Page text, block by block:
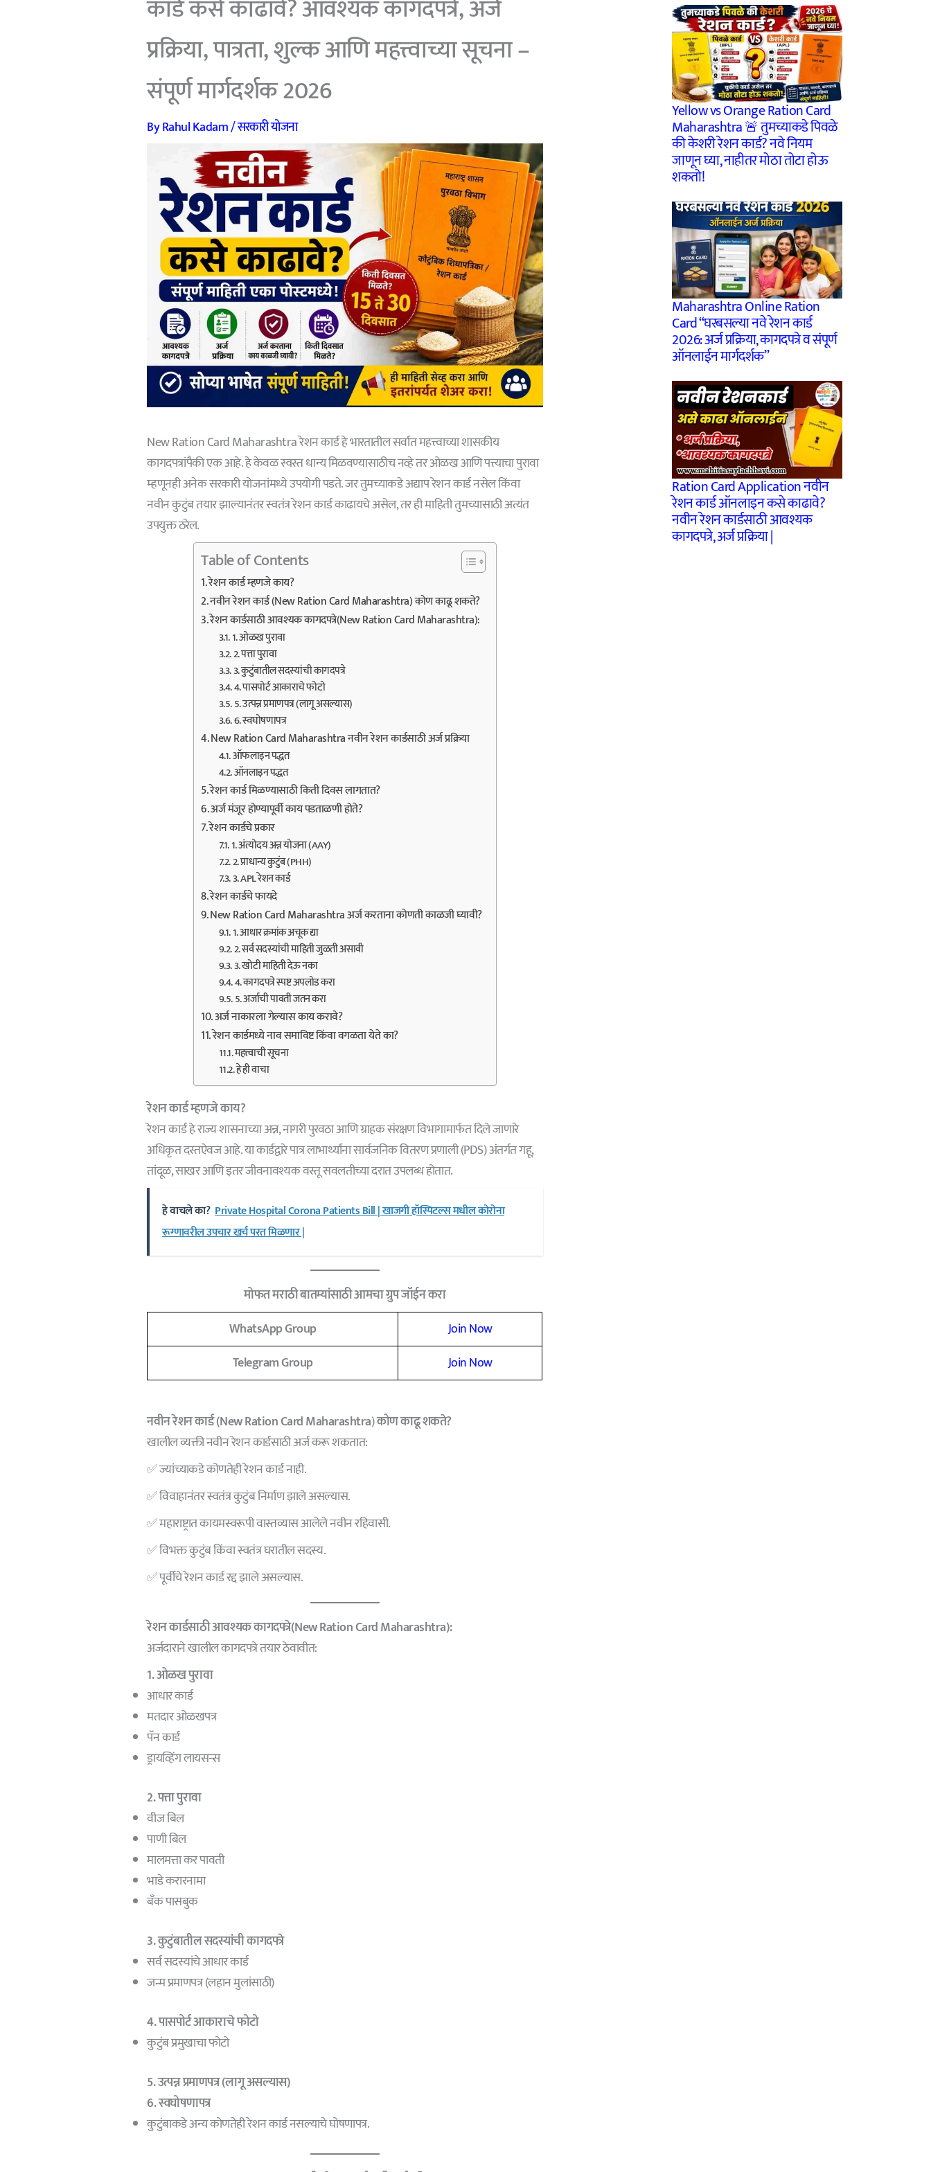
कार्ड कसे काढावे? आवश्यक कागदपत्रे, अर्ज
प्रक्रिया, पात्रता, शुल्क आणि महत्त्वाच्या सूचना –
संपूर्ण मार्गदर्शक 2026
ByRahul Kadam/सरकारी योजना
New Ration Card Maharashtra रेशन कार्ड हे भारतातील सर्वात महत्त्वाच्या शासकीय
कागदपत्रांपैकी एक आहे. हे केवळ स्वस्त धान्य मिळवण्यासाठीच नव्हे तर ओळख आणि पत्त्याचा पुरावा
म्हणूनही अनेक सरकारी योजनांमध्ये उपयोगी पडते. जर तुमच्याकडे अद्याप रेशन कार्ड नसेल किंवा
नवीन कुटुंब तयार झाल्यानंतर स्वतंत्र रेशन कार्ड काढायचे असेल, तर ही माहिती तुमच्यासाठी अत्यंत
उपयुक्त ठरेल.
Table of Contents
रेशन कार्ड म्हणजे काय?
नवीन रेशन कार्ड (New Ration Card Maharashtra) कोण काढू शकते?
रेशन कार्डसाठी आवश्यक कागदपत्रे(New Ration Card Maharashtra):
1. ओळख पुरावा
2. पत्ता पुरावा
3. कुटुंबातील सदस्यांची कागदपत्रे
4. पासपोर्ट आकाराचे फोटो
5. उत्पन्न प्रमाणपत्र (लागू असल्यास)
6. स्वघोषणापत्र
New Ration Card Maharashtra नवीन रेशन कार्डसाठी अर्ज प्रक्रिया
ऑफलाइन पद्धत
ऑनलाइन पद्धत
रेशन कार्ड मिळण्यासाठी किती दिवस लागतात?
अर्ज मंजूर होण्यापूर्वी काय पडताळणी होते?
रेशन कार्डचे प्रकार
1. अंत्योदय अन्न योजना (AAY)
2. प्राधान्य कुटुंब (PHH)
3. APL रेशन कार्ड
रेशन कार्डचे फायदे
New Ration Card Maharashtra अर्ज करताना कोणती काळजी घ्यावी?
1. आधार क्रमांक अचूक द्या
2. सर्व सदस्यांची माहिती जुळती असावी
3. खोटी माहिती देऊ नका
4. कागदपत्रे स्पष्ट अपलोड करा
5. अर्जाची पावती जतन करा
अर्ज नाकारला गेल्यास काय करावे?
रेशन कार्डमध्ये नाव समाविष्ट किंवा वगळता येते का?
महत्त्वाची सूचना
हे ही वाचा
रेशन कार्ड म्हणजे काय?
रेशन कार्ड हे राज्य शासनाच्या अन्न, नागरी पुरवठा आणि ग्राहक संरक्षण विभागामार्फत दिले जाणारे
अधिकृत दस्तऐवज आहे. या कार्डद्वारे पात्र लाभार्थ्यांना सार्वजनिक वितरण प्रणाली (PDS) अंतर्गत गहू,
तांदूळ, साखर आणि इतर जीवनावश्यक वस्तू सवलतीच्या दरात उपलब्ध होतात.
हे वाचले का? Private Hospital Corona Patients Bill | खाजगी हॉस्पिटल्स मधील कोरोना
रूग्णावरील उपचार खर्च परत मिळणार |
मोफत मराठी बातम्यांसाठी आमचा ग्रुप जॉईन करा
WhatsApp Group
Join Now
Telegram Group
Join Now
नवीन रेशन कार्ड (New Ration Card Maharashtra)कोण काढू शकते?
खालील व्यक्ती नवीन रेशन कार्डसाठी अर्ज करू शकतात:
✅ ज्यांच्याकडे कोणतेही रेशन कार्ड नाही.
✅ विवाहानंतर स्वतंत्र कुटुंब निर्माण झाले असल्यास.
✅ महाराष्ट्रात कायमस्वरूपी वास्तव्यास आलेले नवीन रहिवासी.
✅ विभक्त कुटुंब किंवा स्वतंत्र घरातील सदस्य.
✅ पूर्वीचे रेशन कार्ड रद्द झाले असल्यास.
रेशन कार्डसाठी आवश्यक कागदपत्रे(New Ration Card Maharashtra):
अर्जदाराने खालील कागदपत्रे तयार ठेवावीत:
1. ओळख पुरावा
आधार कार्ड
मतदार ओळखपत्र
पॅन कार्ड
ड्रायव्हिंग लायसन्स
2. पत्ता पुरावा
वीज बिल
पाणी बिल
मालमत्ता कर पावती
भाडे करारनामा
बँक पासबुक
3. कुटुंबातील सदस्यांची कागदपत्रे
सर्व सदस्यांचे आधार कार्ड
जन्म प्रमाणपत्र (लहान मुलांसाठी)
4. पासपोर्ट आकाराचे फोटो
कुटुंब प्रमुखाचा फोटो
5. उत्पन्न प्रमाणपत्र (लागू असल्यास)
6. स्वघोषणापत्र
कुटुंबाकडे अन्य कोणतेही रेशन कार्ड नसल्याचे घोषणापत्र.
Yellow vs Orange Ration Card
Maharashtra 🚨 तुमच्याकडे पिवळे
की केशरी रेशन कार्ड? नवे नियम
जाणून घ्या, नाहीतर मोठा तोटा होऊ
शकतो!
Maharashtra Online Ration
Card “घरबसल्या नवे रेशन कार्ड
2026: अर्ज प्रक्रिया, कागदपत्रे व संपूर्ण
ऑनलाईन मार्गदर्शक”
Ration Card Application नवीन
रेशन कार्ड ऑनलाइन कसे काढावे?
नवीन रेशन कार्डसाठी आवश्यक
कागदपत्रे, अर्ज प्रक्रिया |